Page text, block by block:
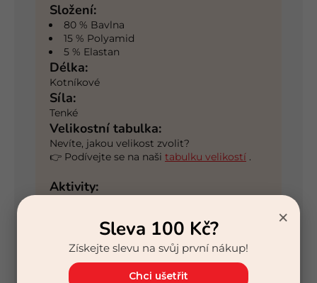
Složení:
80 % Bavlna
15 % Polyamid
5 % Elastan
Délka:
Kotníkové
Síla:
Tenké
Velikostní tabulka:
Nevíte, jakou velikost zvolit?
👉 Podívejte se na naši tabulku velikostí .
Aktivity:
Kancelářská práce Na doma
Teplotní třída:
×
Sleva 100 Kč?
Získejte slevu na svůj první nákup!
Chci ušetřit